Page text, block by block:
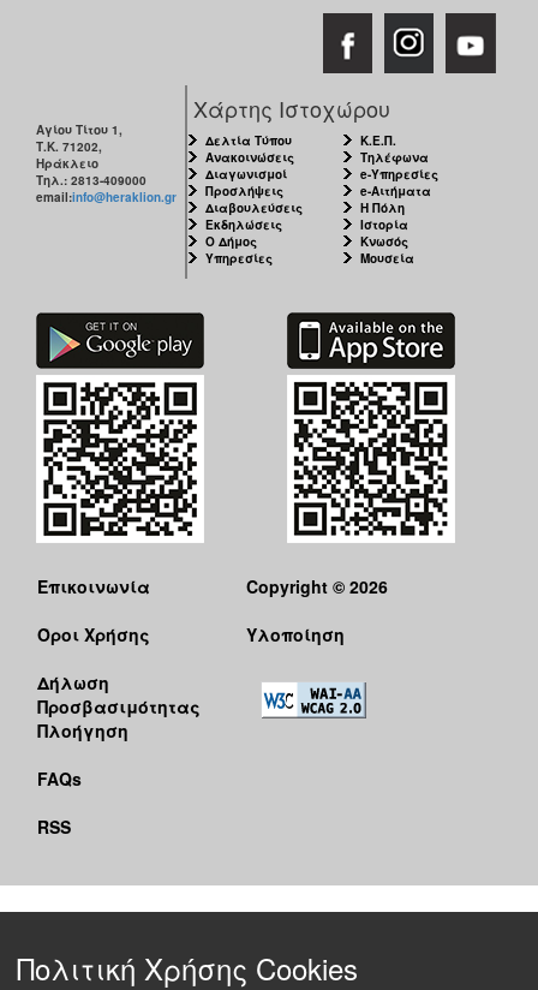
Αγίου Τίτου 1,
Τ.Κ. 71202,
Ηράκλειο
Τηλ.: 2813-409000
email:info@heraklion.gr
Χάρτης Ιστοχώρου
Δελτία Τύπου
Ανακοινώσεις
Διαγωνισμοί
Προσλήψεις
Διαβουλεύσεις
Εκδηλώσεις
Ο Δήμος
Υπηρεσίες
Κ.Ε.Π.
Τηλέφωνα
e-Υπηρεσίες
e-Αιτήματα
Η Πόλη
Ιστορία
Κνωσός
Μουσεία
Επικοινωνία
Όροι Χρήσης
Δήλωση
Προσβασιμότητας
Πλοήγηση
FAQs
RSS
Copyright © 2026
Υλοποίηση
Πολιτική Χρήσης Cookies